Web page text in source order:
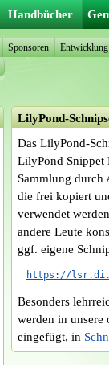
LilyPond-
Das LilyPond-
LilyPond Snippet
Sammlung durch
die frei kopiert
verwendet
andere Leute
ggf. eigene
https://
Besonders
werden in
eingefügt, in
Handbücher
Sponsoren
Entwicklung